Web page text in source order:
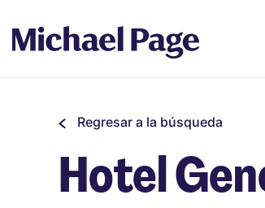
Regresar a la búsqueda
Hotel